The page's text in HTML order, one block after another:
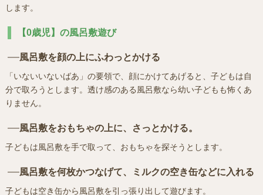
します。
【0歳児】の風呂敷遊び
風呂敷を顔の上にふわっとかける
「いないいないばあ」の要領で、顔にかけてあげると、子どもは自
分で取ろうとします。透け感のある風呂敷なら幼い子どもも怖くあ
りません。
風呂敷をおもちゃの上に、さっとかける。
子どもは風呂敷を手で取って、おもちゃを探そうとします。
風呂敷を何枚かつなげて、ミルクの空き缶などに入れる
子どもは空き缶から風呂敷を引っ張り出して遊びます。